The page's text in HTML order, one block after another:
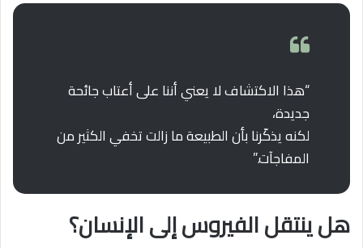
“هذا الاكتشاف لا يعني أننا على أعتاب جائحة
جديدة،
لكنه يذكّرنا بأن الطبيعة ما زالت تخفي الكثير من
المفاجآت.”
هل ينتقل الفيروس إلى الإنسان؟